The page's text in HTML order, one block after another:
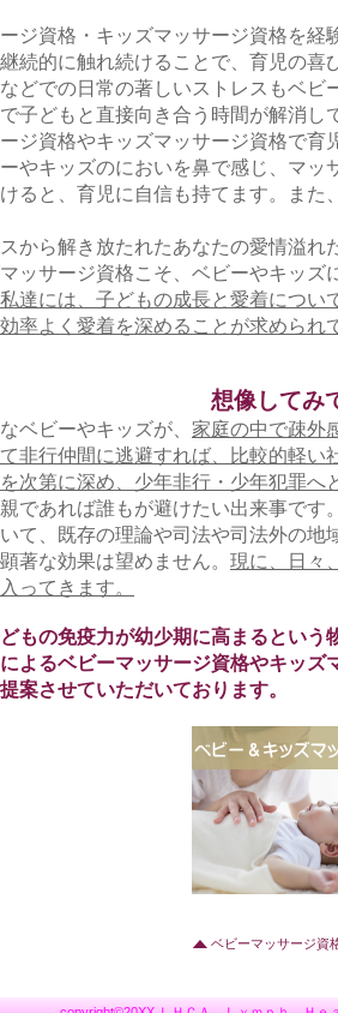
ジ資格・キッズマッサージ資格を経
続的に触れ続けることで、育児の喜
どでの日常の著しいストレスもベビ
子どもと直接向き合う時間が解消し
ジ資格やキッズマッサージ資格で育
やキッズのにおいを鼻で感じ、マッ
ると、育児に自信も持てます。また
から解き放たれたあなたの愛情溢れ
ッサージ資格こそ、ベビーやキッズ
私達には、子どもの成長と愛着につい
率よく愛着を深めることが求められ
想像してみ
ベビーやキッズが、 家庭の中で疎外
非行仲間に逃避すれば、比較的軽い
次第に深め、少年非行・少年犯罪
であれば誰もが避けたい出来事です
て、既存の理論や司法や司法外の地
著な効果は望めません。 現に、日々
ってきます。
もの免疫力が幼少期に高まるという
よるベビーマッサージ資格やキッズ
案させていただいております。
ベビーマッサージ資